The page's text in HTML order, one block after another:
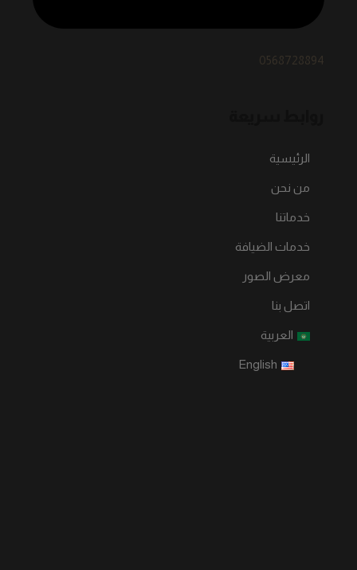
0568728894
الرئيسية
من نحن
خدماتنا
خدمات الضيافة
معرض الصور
اتصل بنا
العربية
English